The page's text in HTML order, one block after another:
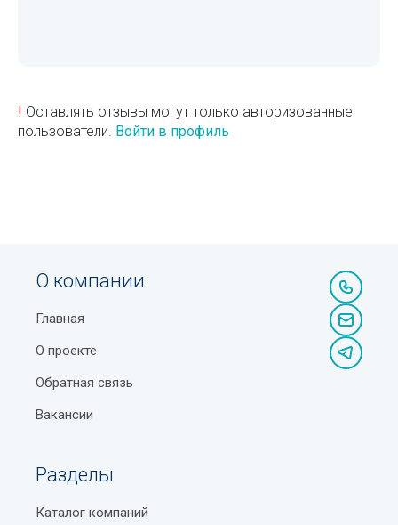
! Оставлять отзывы могут только авторизованные
пользователи. Войти в профиль
О компании
Главная
О проекте
Обратная связь
Вакансии
Разделы
Каталог компаний